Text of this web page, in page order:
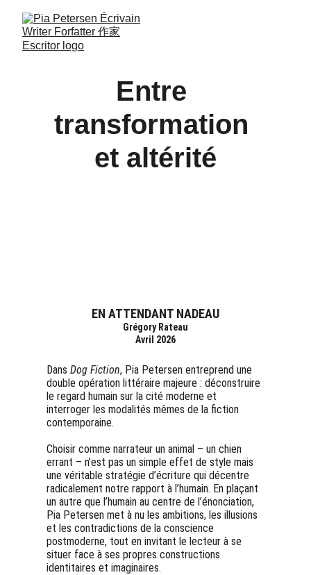
Entre
transformation
et altérité
EN ATTENDANT NADEAU
Grégory Rateau
Avril 2026
Dans Dog Fiction, Pia Petersen entreprend une
double opération littéraire majeure : déconstruire
le regard humain sur la cité moderne et
interroger les modalités mêmes de la fiction
contemporaine.
Choisir comme narrateur un animal – un chien
errant – n’est pas un simple effet de style mais
une véritable stratégie d’écriture qui décentre
radicalement notre rapport à l’humain. En plaçant
un autre que l’humain au centre de l’énonciation,
Pia Petersen met à nu les ambitions, les illusions
et les contradictions de la conscience
postmoderne, tout en invitant le lecteur à se
situer face à ses propres constructions
identitaires et imaginaires.